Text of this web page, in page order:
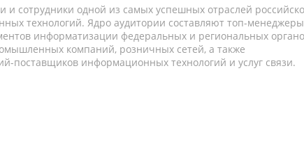
и сотрудники одной из самых успешных отраслей
технологий. Ядро аудитории составляют топ-
информатизации федеральных и региональных
компаний, розничных сетей, а также
поставщиков информационных технологий и услуг связи.